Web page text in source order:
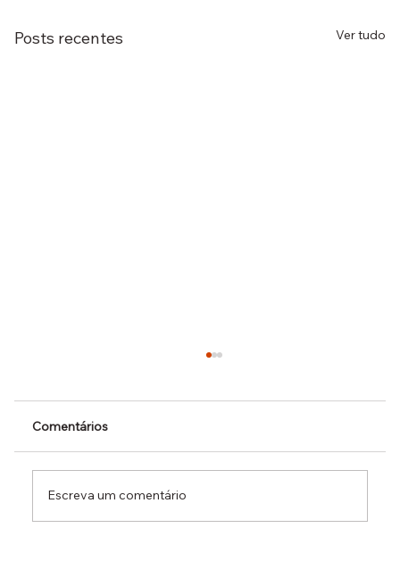
Posts recentes Ver tudo
Comentários
Escreva um comentário